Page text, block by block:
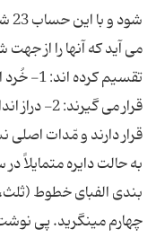
می آید كه آنها را از
تقسیم
قرار می
به حالت دایره متمایلاً
بندی الفبای خطوط